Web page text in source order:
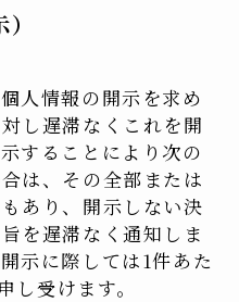
人情報の開示を求め
し遅滞なくこれを開
することにより次の
は、その全部または
あり、開示しない決
を遅滞なく通知しま
示に際しては1件あた
し受けます。